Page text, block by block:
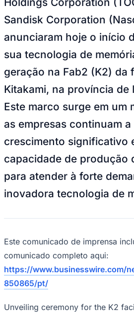
Vitória
anunciaram hoje o início
sua tecnologia de
geração na Fab2 (K2) da
Kitakami, na província de
Este marco surge em um
as empresas continuam
crescimento significativo
capacidade de produção
para atender à forte
inovadora tecnologia de
Este comunicado de imprensa
https://www.businesswire.com/
850865/pt/
Unveiling ceremony for the K2
Em conjunto com o início da